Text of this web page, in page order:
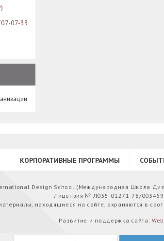
07-33
КОРПОРАТИВНЫЕ ПРОГРАММЫ
Design School (Международная Школа
Лицензия № Л035-01271-78/
находящиеся на сайте, охраняются в
Развитие и поддержка сайта: